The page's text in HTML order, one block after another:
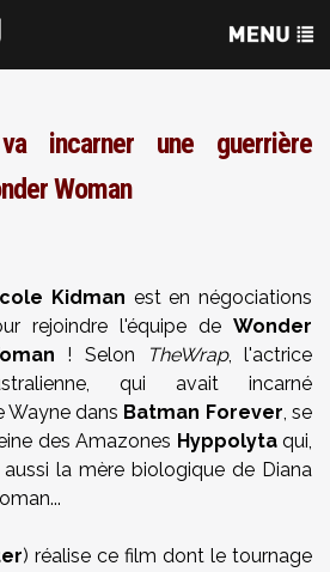
incarner une guerrière
Woman
Kidman est en négociations
rejoindre l'équipe de Wonder
! Selon TheWrap, l'actrice
qui avait incarné
Wayne dans Batman Forever, se
des Amazones Hyppolytaqui,
la mère biologique de Diana
) réalise ce film dont le tournage